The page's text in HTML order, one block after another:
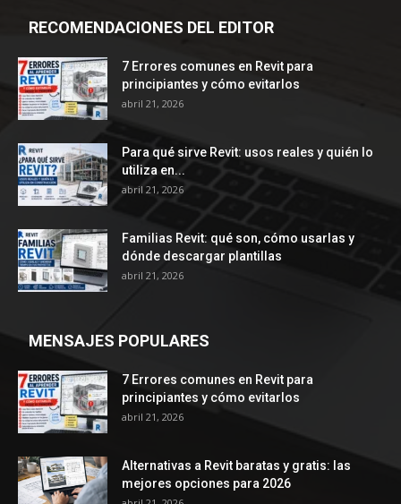
RECOMENDACIONES DEL EDITOR
7 Errores comunes en Revit para
principiantes y cómo evitarlos
abril 21, 2026
Para qué sirve Revit: usos reales y quién lo
utiliza en...
abril 21, 2026
Familias Revit: qué son, cómo usarlas y
dónde descargar plantillas
abril 21, 2026
MENSAJES POPULARES
7 Errores comunes en Revit para
principiantes y cómo evitarlos
abril 21, 2026
Alternativas a Revit baratas y gratis: las
mejores opciones para 2026